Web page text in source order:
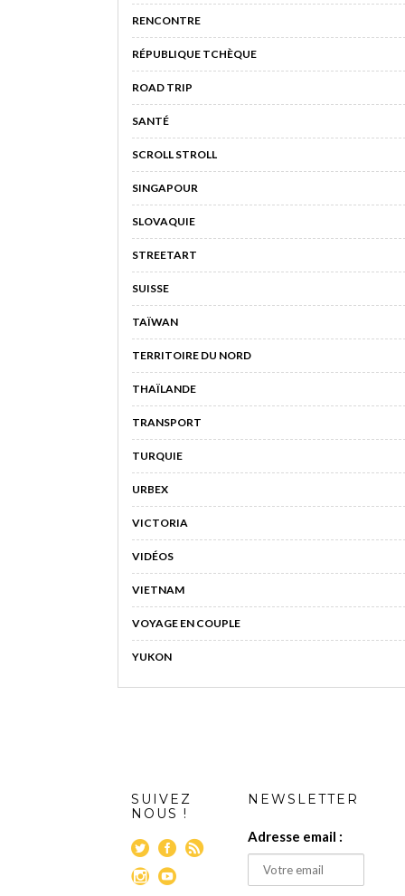
RENCONTRE
RÉPUBLIQUE TCHÈQUE
ROAD TRIP
SANTÉ
SCROLL STROLL
SINGAPOUR
SLOVAQUIE
STREETART
SUISSE
TAÏWAN
TERRITOIRE DU NORD
THAÏLANDE
TRANSPORT
TURQUIE
URBEX
VICTORIA
VIDÉOS
VIETNAM
VOYAGE EN COUPLE
YUKON
SUIVEZ
NOUS !
NEWSLETTER
Adresse email :